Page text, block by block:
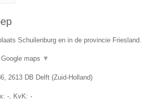
Schuilenburg en in de provincie Friesland.
Google maps ▼
, 2613 DB Delft(Zuid-Holland)
-, KvK: -